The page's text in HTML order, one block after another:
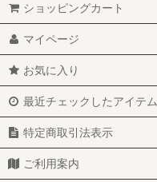
ショッピングカート
マイページ
お気に入り
最近チェックしたアイテム
特定商取引法表示
ご利用案内